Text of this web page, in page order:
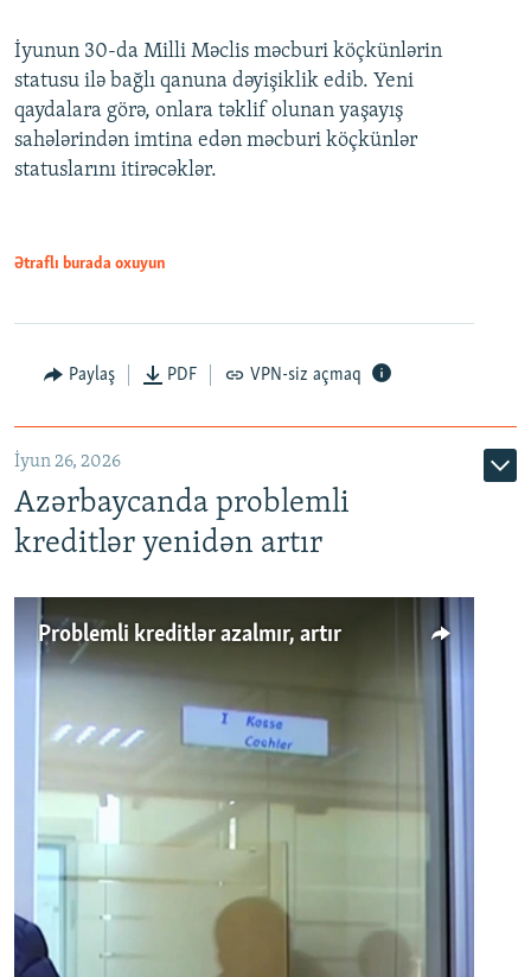
Auto 240p 360p 480p
720p 1080p
360p
480p
720p
İyunun 30-da Milli Məclis məcburi köçkünlərin
statusu ilə bağlı qanuna dəyişiklik edib. Yeni
qaydalara görə, onlara təklif olunan yaşayış
sahələrindən imtina edən məcburi köçkünlər
statuslarını itirəcəklər.
Ətraflı burada oxuyun
Paylaş PDF VPN-siz açmaq
İyun 26, 2026
Azərbaycanda problemli
kreditlər yenidən artır
Problemli kreditlər azalmır, artır